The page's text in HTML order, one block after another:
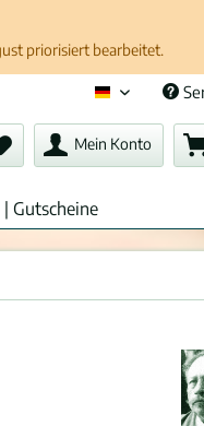
priorisiert bearbeitet.
Deutsch
Mein Konto
Gutscheine